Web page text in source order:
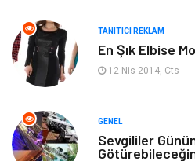
Ev Dekorasyon
Anne & Çocuk
TANITICI REKLAM
En Şık Elbise
12 Nis 2014, Cts
GENEL
Sevgililer